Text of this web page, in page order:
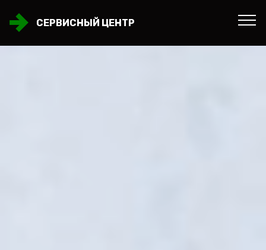
СЕРВИСНЫЙ ЦЕНТР